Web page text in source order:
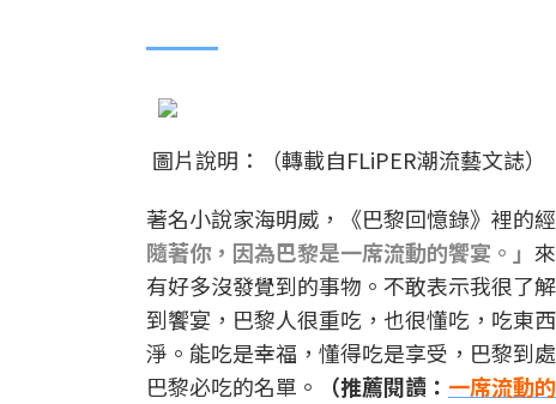
圖片說明：（轉載自FLiPER潮流藝文誌）
著名小說家海明威，《巴黎回憶錄》裡的
隨著你，因為巴黎是一席流動的饗宴。」
有好多沒發覺到的事物。不敢表示我很了
到饗宴，巴黎人很重吃，也很懂吃，吃東
淨。能吃是幸福，懂得吃是享受，巴黎到
巴黎必吃的名單。
（推薦閱讀： 一席流動